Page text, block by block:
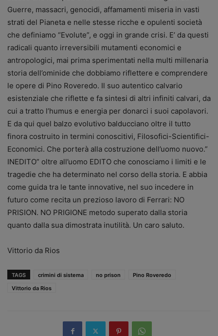
Guerre, massacri, genocidi, affamamenti miseria in vasti
strati del Pianeta e nelle stesse ricche e opulenti società
che definiamo “Evolute”, e oggi in grande crisi. E’ da questi
radicali quanto irreversibili mutamenti economici e
antropologici, mai prima sperimentati nella multi millenaria
storia dell’ominide che dobbiamo riflettere e comprendere
le opere di Pino Roveredo. Il suo autentico calvario
esistenziale che riflette e fa sintesi di altri infiniti calvari, da
cui a tratto l’humus e energia per donarci i suoi capolavori.
E da qui quel balzo evolutivo balducciano oltre il tutto
finora costruito in termini conoscitivi, Filosofici-Scientifici-
Economici. Che porterà alla costruzione dell’uomo nuovo.”
INEDITO” oltre all’uomo EDITO che conosciamo i limiti e le
tragedie che ha determinato nel corso della storia. E abbia
come guida tra le tante innovative, nel suo incedere in
futuro come recita un prezioso lavoro di Ferrari: NO
PRISION. NO PRIGIONE metodo superato dalla storia
quanto dalla sua dimostrata inutilità. Un caro saluto.
Vittorio da Rios
TAGS crimini di sistema no prison
Pino Roveredo
Vittorio da Rios